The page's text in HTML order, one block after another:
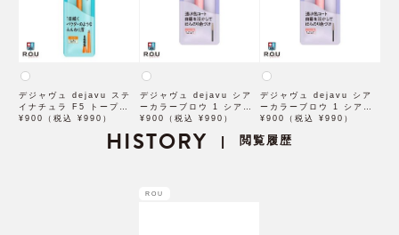
デジャヴュ dejavu ステ
イナチュラ F5 トープベー
ジュ【アイブロウ】【イミ
¥900（税込 ¥990）
デジャヴュ dejavu シア
ーカラーブロウ 1 シアー
ベージュ【アイブロウ】
¥900（税込 ¥990）
デジャヴュ dejavu シア
ーカラーブロウ 1 シアー
ブロンズ【アイブロウ】
¥900（税込 ¥990）
HISTORY | 閲覧履歴
ROU